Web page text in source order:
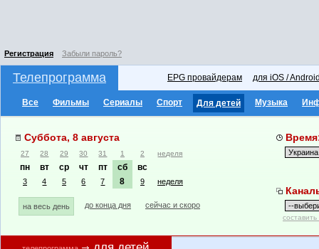
Регистрация Забыли пароль?
Телепрограмма EPG провайдерам для iOS /
Все Фильмы Сериалы Спорт Для детей Музыка
Суббота, 8 августа
27 28 29 30 31 1 2 неделя
пн вт ср чт пт сб вс
3 4 5 6 7 8 9 неделя
на весь день до конца дня сейчас и скоро